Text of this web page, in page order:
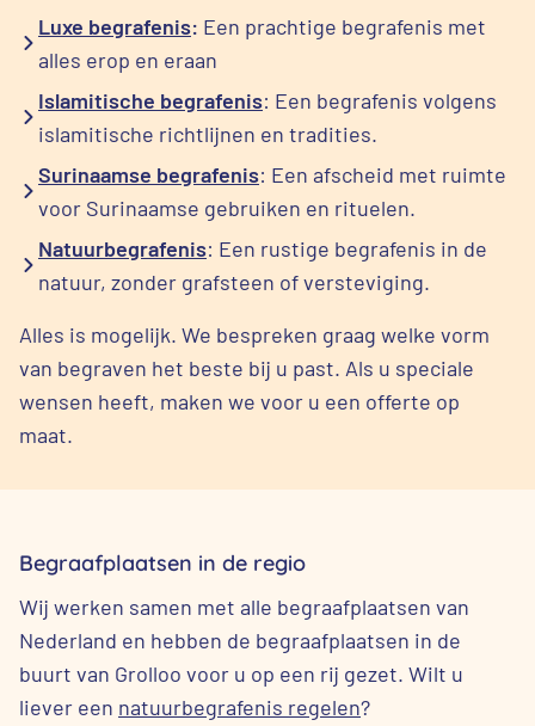
Luxe begrafenis: Een prachtige begrafenis met
alles erop en eraan
Islamitische begrafenis: Een begrafenis volgens
islamitische richtlijnen en tradities.
Surinaamse begrafenis: Een afscheid met ruimte
voor Surinaamse gebruiken en rituelen.
Natuurbegrafenis: Een rustige begrafenis in de
natuur, zonder grafsteen of versteviging.
Alles is mogelijk. We bespreken graag welke vorm
van begraven het beste bij u past. Als u speciale
wensen heeft, maken we voor u een offerte op
maat.
Begraafplaatsen in de regio
Wij werken samen met alle begraafplaatsen van
Nederland en hebben de begraafplaatsen in de
buurt van Grolloo voor u op een rij gezet. Wilt u
liever een natuurbegrafenis regelen?